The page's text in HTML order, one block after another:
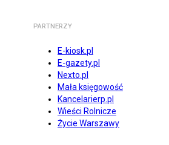
PARTNERZY
E-kiosk.pl
E-gazety.pl
Nexto.pl
Mała księgowość
Kancelarierp.pl
Wieści Rolnicze
Życie Warszawy